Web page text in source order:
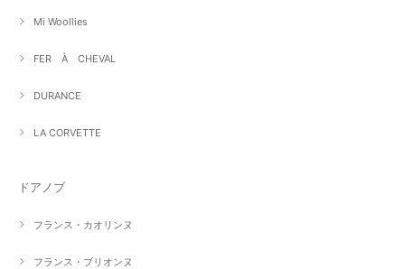
Mi Woollies
FER À CHEVAL
DURANCE
LA CORVETTE
ドアノブ
フランス・カオリンヌ
フランス・ブリオンヌ